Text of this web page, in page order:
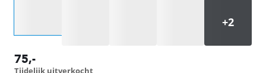
75,-
Tijdelijk uitverkocht